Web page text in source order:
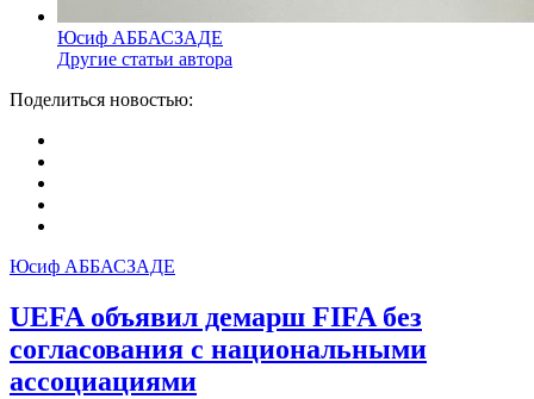
Юсиф АББАСЗАДЕ
Другие статьи автора
Поделиться новостью:
Юсиф АББАСЗАДЕ
UEFA объявил демарш FIFA без
согласования с национальными
ассоциациями